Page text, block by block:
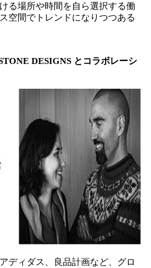
る場所や時間を自ら選択する働
空間でトレンドになりつつある
DESIGNS とコラボレーシ
ディダス、良品計画など、グロ